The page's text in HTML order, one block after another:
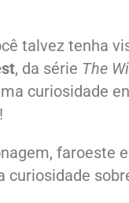
talvez tenha
, da série The
curiosidade
faroeste
curiosidade